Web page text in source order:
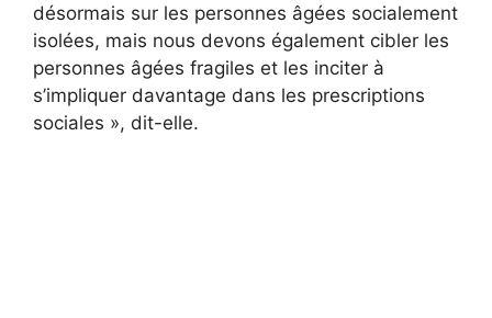
désormais sur les personnes âgées socialement
isolées, mais nous devons également cibler les
personnes âgées fragiles et les inciter à
s’impliquer davantage dans les prescriptions
sociales », dit-elle.